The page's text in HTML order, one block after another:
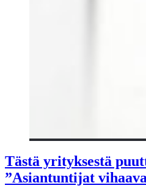
Tästä yrityksestä
”Asiantuntijat